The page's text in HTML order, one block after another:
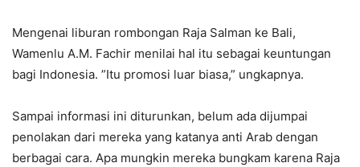
Mengenai liburan rombongan Raja Salman ke Bali,
Wamenlu A.M. Fachir menilai hal itu sebagai keuntungan
bagi Indonesia. ”Itu promosi luar biasa,” ungkapnya.
Sampai informasi ini diturunkan, belum ada dijumpai
penolakan dari mereka yang katanya anti Arab dengan
berbagai cara. Apa mungkin mereka bungkam karena Raja